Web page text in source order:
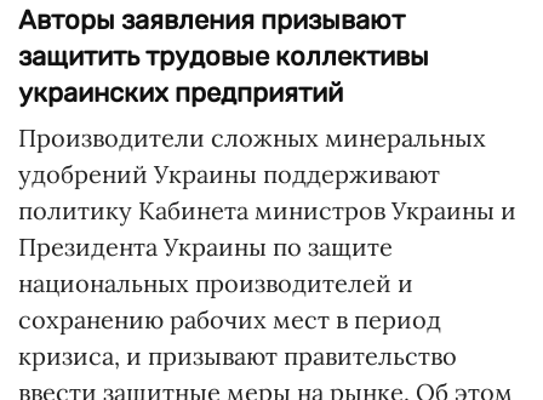
Авторы заявления призывают
защитить трудовые коллективы
украинских предприятий
Производители сложных минеральных
удобрений Украины поддерживают
политику Кабинета министров Украины и
Президента Украины по защите
национальных производителей и
сохранению рабочих мест в период
кризиса, и призывают правительство
ввести защитные меры на рынке. Об этом